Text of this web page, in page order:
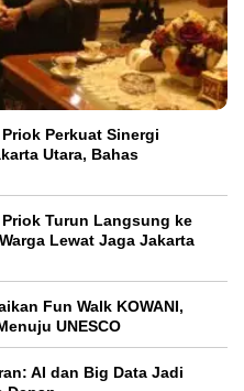
Perkuat Sinergi
Utara, Bahas
Turun Langsung ke
Lewat Jaga Jakarta
Fun Walk KOWANI,
UNESCO
AI dan Big Data Jadi